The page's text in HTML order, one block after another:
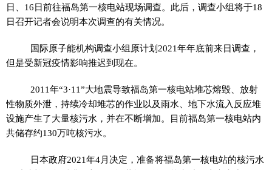
日、16日前往福岛第一核电站现场调查。此后，调查小组将于18
日召开记者会说明本次调查的有关情况。
国际原子能机构调查小组原计划2021年年底前来日调查，
但是受新冠疫情影响推迟到现在。
2011年“3·11”大地震导致福岛第一核电站堆芯熔毁、放射
性物质外泄，持续冷却堆芯的作业以及雨水、地下水流入反应堆
设施产生了大量核污水，并在不断增加。目前福岛第一核电站内
共储存约130万吨核污水。
日本政府2021年4月决定，准备将福岛第一核电站的核污水